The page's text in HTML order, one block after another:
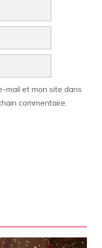
mail et mon site dans
commentaire.